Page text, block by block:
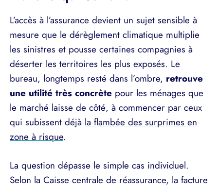
L’accès à l’assurance devient un sujet sensible à
mesure que le dérèglement climatique multiplie
les sinistres et pousse certaines compagnies à
déserter les territoires les plus exposés. Le
bureau, longtemps resté dans l’ombre, retrouve
une utilité très concrète pour les ménages que
le marché laisse de côté, à commencer par ceux
qui subissent déjà la flambée des surprimes en
zone à risque.
La question dépasse le simple cas individuel.
Selon la Caisse centrale de réassurance, la facture